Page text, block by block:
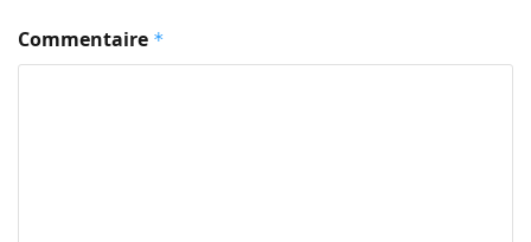
Commentaire *